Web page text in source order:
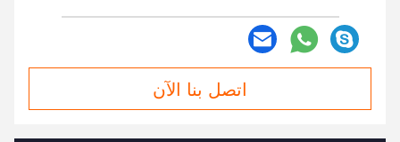
اتصل بنا الآن